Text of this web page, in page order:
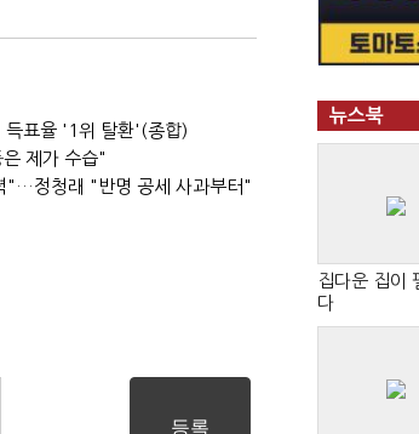
득표율 '1위 탈환'(종합)
제가 수습"
"…정청래 "반명 공세 사과부터"
뉴스북
집다운 집이
다